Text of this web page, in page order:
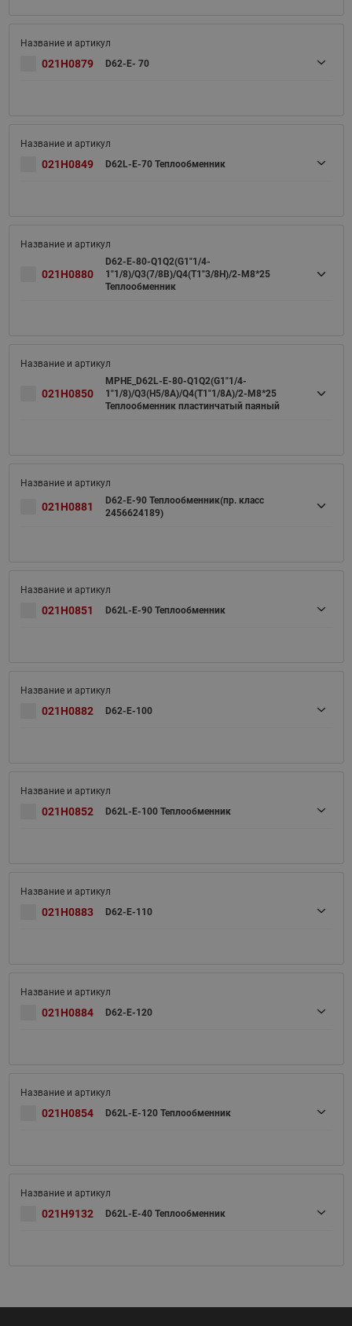
021H0879 D62-E- 70
021H0849 D62L-E-70 Теплообменник
021H0880
D62-E-80-Q1Q2(G1"1/4-
1"1/8)/Q3(7/8B)/Q4(T1"3/8H)/2-M8*25
Теплообменник
021H0850
MPHE_D62L-E-80-Q1Q2(G1"1/4-
1"1/8)/Q3(H5/8A)/Q4(T1"1/8A)/2-M8*25
Теплообменник пластинчатый паяный
021H0881
D62-E-90 Теплообменник(пр. класс
2456624189)
021H0851 D62L-E-90 Теплообменник
021H0882 D62-E-100
021H0852 D62L-E-100 Теплообменник
021H0883 D62-E-110
021H0884 D62-E-120
021H0854 D62L-E-120 Теплообменник
021H9132 D62L-E-40 Теплообменник